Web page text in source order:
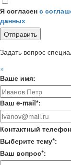
Я согласен с
данных
Задать вопрос
×
Ваше имя:
Ваш e-mail*:
Контактный
Выберите тему*:
Ваш вопрос*: